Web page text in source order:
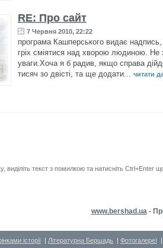
RE: Про сайт
7 Червня 2010, 22:22
програма Кашперського видає
гріх сміятися над хворою людиною. Не
уваги.Хоча я б радив, якщо справа
тисяч зо двісті, та ще додати... читати
текст з помилкою та натисніть Ctrl+Enter
www.bershad.ua -
історії | Літературна Бершадь | Фотогалереї